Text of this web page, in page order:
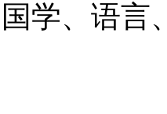
学、语言